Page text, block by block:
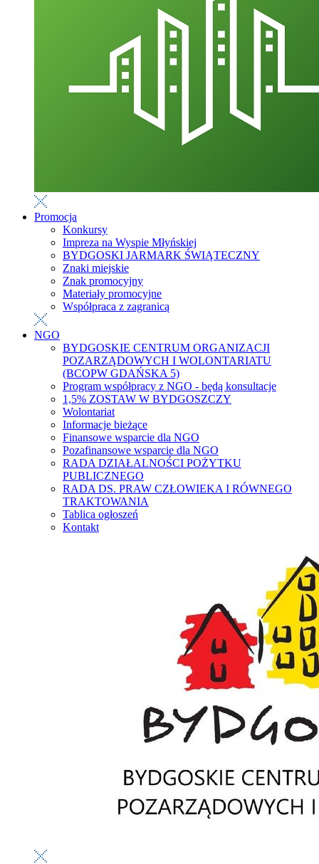
Promocja
Konkursy
Impreza na Wyspie Młyńskiej
BYDGOSKI JARMARK ŚWIĄTECZNY
Znaki miejskie
Znak promocyjny
Materiały promocyjne
Współpraca z zagranicą
NGO
BYDGOSKIE CENTRUM ORGANIZACJI
POZARZĄDOWYCH I WOLONTARIATU
(BCOPW GDAŃSKA 5)
Program współpracy z NGO - będą konsultacje
1,5% ZOSTAW W BYDGOSZCZY
Wolontariat
Informacje bieżące
Finansowe wsparcie dla NGO
Pozafinansowe wsparcie dla NGO
RADA DZIAŁALNOŚCI POŻYTKU
PUBLICZNEGO
RADA DS. PRAW CZŁOWIEKA I RÓWNEGO
TRAKTOWANIA
Tablica ogłoszeń
Kontakt